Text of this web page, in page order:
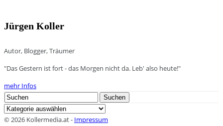
Jürgen Koller
Autor, Blogger, Träumer
"Das Gestern ist fort - das Morgen nicht da. Leb' also heute!"
mehr Infos
Search
for:
Suchen
Kategorien
© 2026 Kollermedia.at - Impressum